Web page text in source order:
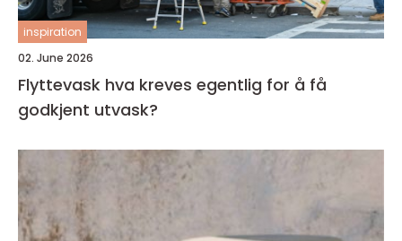
inspiration
02. June 2026
Flyttevask hva kreves egentlig for å få
godkjent utvask?